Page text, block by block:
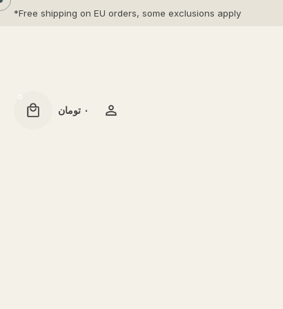
Free shipping on EU orders, some exclusions apply*
۰ تومان
0